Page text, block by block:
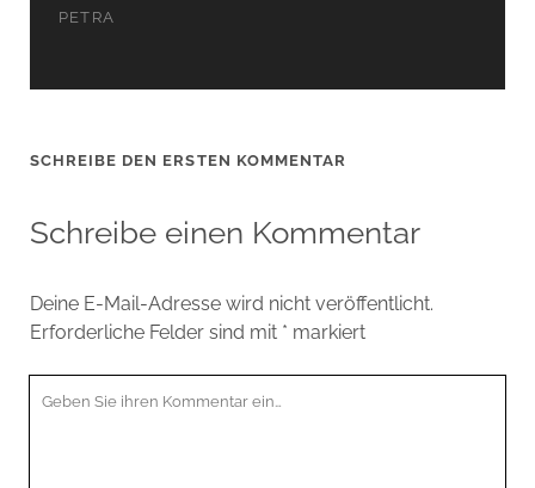
PETRA
SCHREIBE DEN ERSTEN KOMMENTAR
Schreibe einen Kommentar
Deine E-Mail-Adresse wird nicht veröffentlicht.
Erforderliche Felder sind mit * markiert